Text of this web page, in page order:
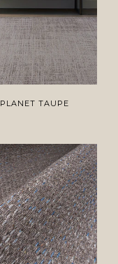
PLANET TAUPE